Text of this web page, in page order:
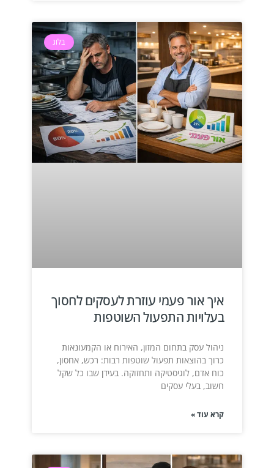
בלוג
איך אור פעמי עוזרת לעסקים לחסוך
בעלויות התפעול השוטפות
ניהול עסק בתחום המזון, האירוח או הקמעונאות
כרוך בהוצאות תפעול שוטפות רבות: רכש, אחסון,
כוח אדם, לוגיסטיקה ותחזוקה. בעידן שבו כל שקל
חשוב, בעלי עסקים
קרא עוד »